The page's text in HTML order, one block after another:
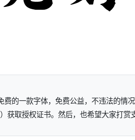
的一款字体，免费公益，不违法的情况
取授权证书。然后，也希望大家打赏